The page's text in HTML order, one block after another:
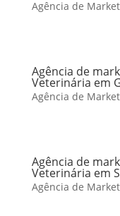
Agência de
Agência de
Veterinária em
Agência de
Agência de
Veterinária em
Agência de